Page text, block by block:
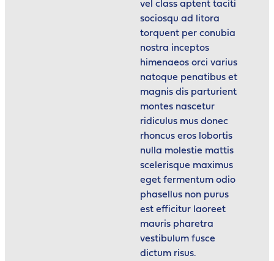
vel class aptent taciti
sociosqu ad litora
torquent per conubia
nostra inceptos
himenaeos orci varius
natoque penatibus et
magnis dis parturient
montes nascetur
ridiculus mus donec
rhoncus eros lobortis
nulla molestie mattis
scelerisque maximus
eget fermentum odio
phasellus non purus
est efficitur laoreet
mauris pharetra
vestibulum fusce
dictum risus.